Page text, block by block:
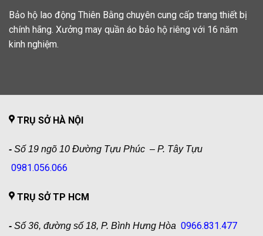
Bảo hộ lao động Thiên Bằng chuyên cung cấp trang thiết bị
chính hãng. Xưởng may quần áo bảo hộ riêng với 16 năm
kinh nghiệm.
TRỤ SỞ HÀ NỘI
- Số 19 ngõ 10 Đường Tựu Phúc – P. Tây Tựu
0981.056.066
TRỤ SỞ TP HCM
- Số 36, đường số 18, P. Bình Hưng Hòa 0966.831.477